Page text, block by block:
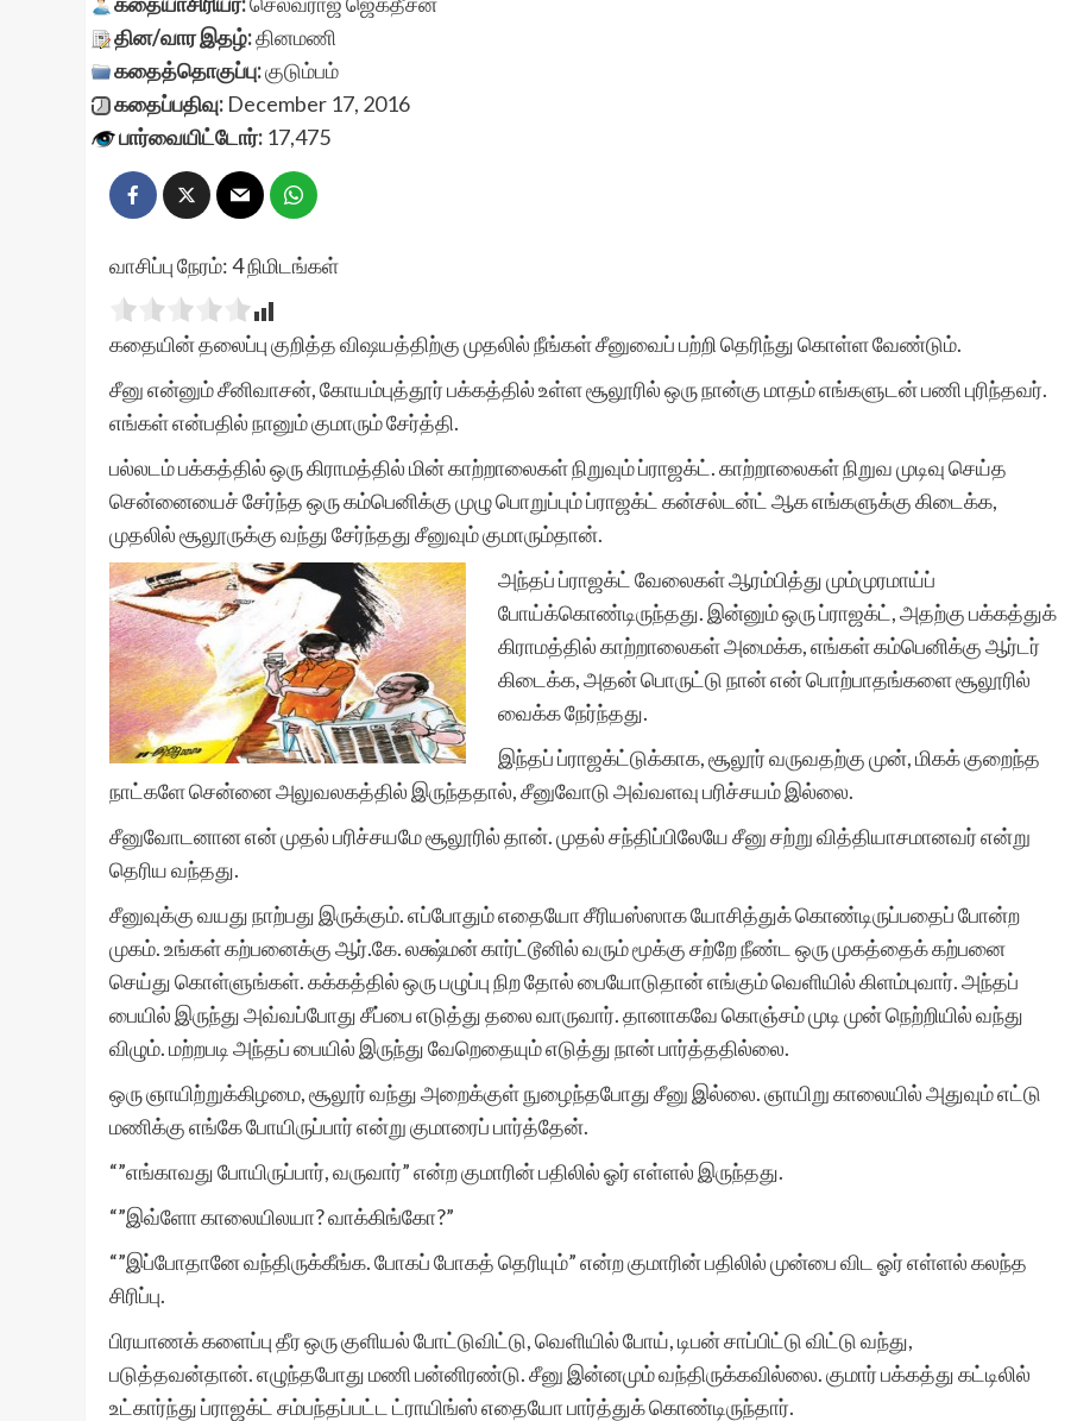
தின/வார இதழ்:தினமணி
கதைத்தொகுப்பு:குடும்பம்
கதைப்பதிவு: December 17, 2016
பார்வையிட்டோர்: 17,475
வாசிப்பு நேரம்:4நிமிடங்கள்
கதையின் தலைப்பு குறித்த விஷயத்திற்கு முதலில் நீங்கள் சீனுவைப் பற்றி தெரிந்து கொள்ள வேண்டும்.
சீனு என்னும் சீனிவாசன், கோயம்புத்தூர் பக்கத்தில் உள்ள சூலூரில் ஒரு நான்கு மாதம் எங்களுடன் பணி புரிந்தவர்.
எங்கள் என்பதில் நானும் குமாரும் சேர்த்தி.
பல்லடம் பக்கத்தில் ஒரு கிராமத்தில் மின் காற்றாலைகள் நிறுவும் ப்ராஜக்ட். காற்றாலைகள் நிறுவ முடிவு செய்த
சென்னையைச் சேர்ந்த ஒரு கம்பெனிக்கு முழு பொறுப்பும் ப்ராஜக்ட் கன்சல்டன்ட் ஆக எங்களுக்கு கிடைக்க,
முதலில் சூலூருக்கு வந்து சேர்ந்தது சீனுவும் குமாரும்தான்.
அந்தப் ப்ராஜக்ட் வேலைகள் ஆரம்பித்து மும்முரமாய்ப்
போய்க்கொண்டிருந்தது. இன்னும் ஒரு ப்ராஜக்ட், அதற்கு பக்கத்துக்
கிராமத்தில் காற்றாலைகள் அமைக்க, எங்கள் கம்பெனிக்கு ஆர்டர்
கிடைக்க, அதன் பொருட்டு நான் என் பொற்பாதங்களை சூலூரில்
வைக்க நேர்ந்தது.
இந்தப் ப்ராஜக்ட்டுக்காக, சூலூர் வருவதற்கு முன், மிகக் குறைந்த
நாட்களே சென்னை அலுவலகத்தில் இருந்ததால், சீனுவோடு அவ்வளவு பரிச்சயம் இல்லை.
சீனுவோடனான என் முதல் பரிச்சயமே சூலூரில் தான். முதல் சந்திப்பிலேயே சீனு சற்று வித்தியாசமானவர் என்று
தெரிய வந்தது.
சீனுவுக்கு வயது நாற்பது இருக்கும். எப்போதும் எதையோ சீரியஸ்ஸாக யோசித்துக் கொண்டிருப்பதைப் போன்ற
முகம். உங்கள் கற்பனைக்கு ஆர்.கே. லக்ஷ்மன் கார்ட்டூனில் வரும் மூக்கு சற்றே நீண்ட ஒரு முகத்தைக் கற்பனை
செய்து கொள்ளுங்கள். கக்கத்தில் ஒரு பழுப்பு நிற தோல் பையோடுதான் எங்கும் வெளியில் கிளம்புவார். அந்தப்
பையில் இருந்து அவ்வப்போது சீப்பை எடுத்து தலை வாருவார். தானாகவே கொஞ்சம் முடி முன் நெற்றியில் வந்து
விழும். மற்றபடி அந்தப் பையில் இருந்து வேறெதையும் எடுத்து நான் பார்த்ததில்லை.
ஒரு ஞாயிற்றுக்கிழமை, சூலூர் வந்து அறைக்குள் நுழைந்தபோது சீனு இல்லை. ஞாயிறு காலையில் அதுவும் எட்டு
மணிக்கு எங்கே போயிருப்பார் என்று குமாரைப் பார்த்தேன்.
“”எங்காவது போயிருப்பார், வருவார்” என்ற குமாரின் பதிலில் ஓர் எள்ளல் இருந்தது.
“”இவ்ளோ காலையிலயா? வாக்கிங்கோ?”
“”இப்போதானே வந்திருக்கீங்க. போகப் போகத் தெரியும்” என்ற குமாரின் பதிலில் முன்பை விட ஓர் எள்ளல் கலந்த
சிரிப்பு.
பிரயாணக் களைப்பு தீர ஒரு குளியல் போட்டுவிட்டு, வெளியில் போய், டிபன் சாப்பிட்டு விட்டு வந்து,
படுத்தவன்தான். எழுந்தபோது மணி பன்னிரண்டு. சீனு இன்னமும் வந்திருக்கவில்லை. குமார் பக்கத்து கட்டிலில்
உட்கார்ந்து ப்ராஜக்ட் சம்பந்தப்பட்ட ட்ராயிங்ஸ் எதையோ பார்த்துக் கொண்டிருந்தார்.
சிறுகதைகள்.காம் மூத்த,
எழுத்தாளர்களால்
கொண்டுள்ள பொக்கிஷம்.
அதுமட்டுமல்ல எண்ணற்ற